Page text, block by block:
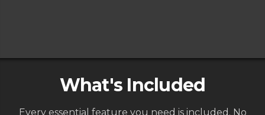
What's Included
Every essential feature you need is included. No